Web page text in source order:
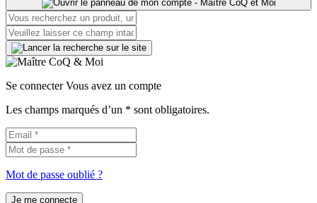
Se connecter Vous avez un compte
Les champs marqués d’un * sont obligatoires.
Mot de passe oublié ?
Je me connecte